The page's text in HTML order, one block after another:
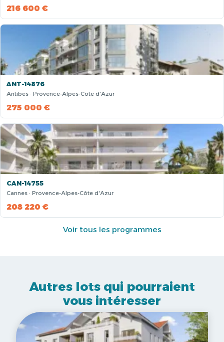
216 600 €
ANT-14876
Antibes · Provence-Alpes-Côte d'Azur
275 000 €
CAN-14755
Cannes · Provence-Alpes-Côte d'Azur
208 220 €
Voir tous les programmes
Autres lots qui pourraient
vous intéresser